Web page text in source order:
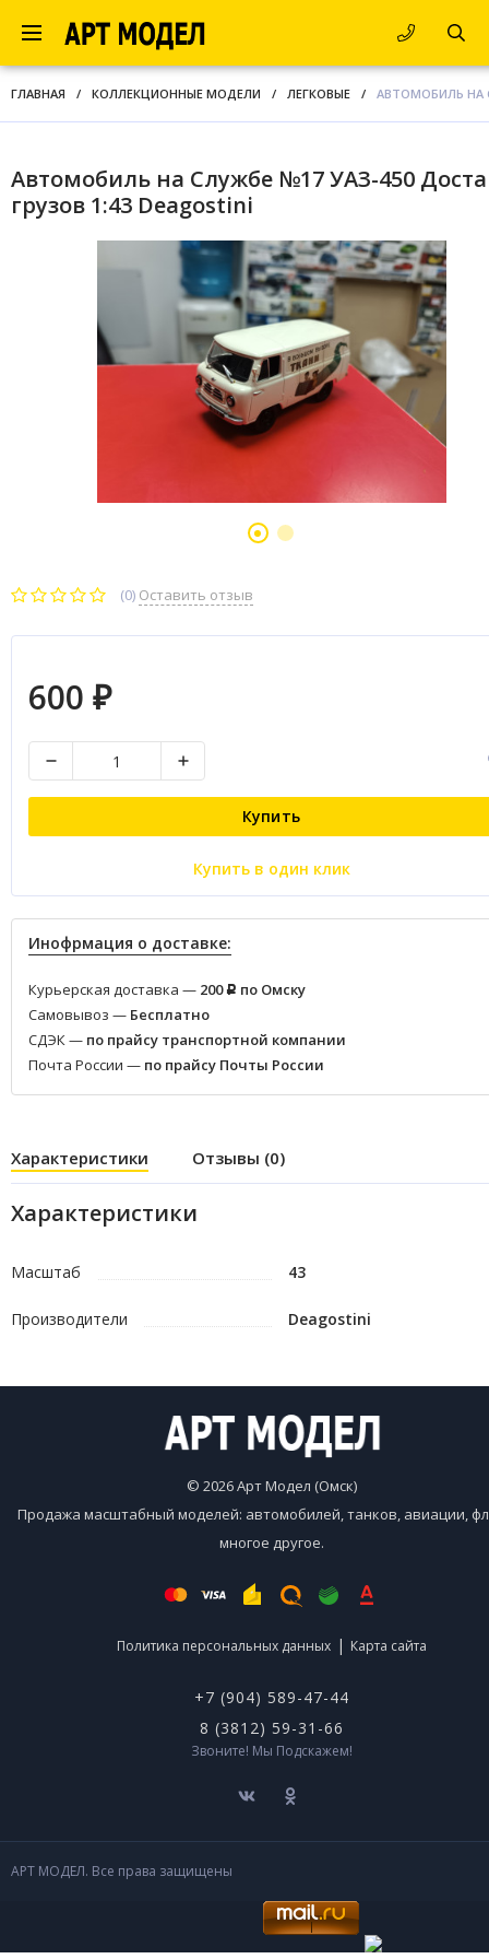
ГЛАВНАЯ / КОЛЛЕКЦИОННЫЕ МОДЕЛИ / ЛЕГКОВЫЕ / АВТОМОБИЛЬ НА
Автомобиль на Службе №17 УАЗ-450
грузов 1:43 Deagostini
(0) Оставить отзыв
600 ₽
Купить
Купить в один клик
Инофрмация о доставке:
Курьерская доставка — 200 Р по Омску
Самовывоз — Бесплатно
СДЭК — по прайсу транспортной компании
Почта России — по прайсу Почты России
Характеристики Отзывы (0)
Характеристики
Масштаб 43
Производители Deagostini
© 2026 Арт Модел (Омск)
Продажа масштабный моделей: автомобилей, танков, авиации,
многое другое.
Политика персональных данных | Карта сайта
+7 (904) 589-47-44
8 (3812) 59-31-66
Звоните! Мы Подскажем!
АРТ МОДЕЛ. Все права защищены